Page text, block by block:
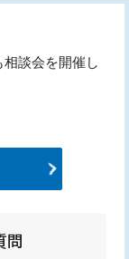
談会を開催し
問